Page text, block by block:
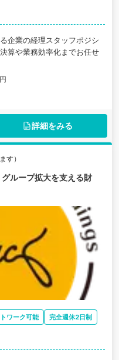
企業の経理スタッフポジシ
算や業務効率化までお任せ
詳細をみる
す）
ループ拡大を支える財
ワーク可能
完全週休2日制